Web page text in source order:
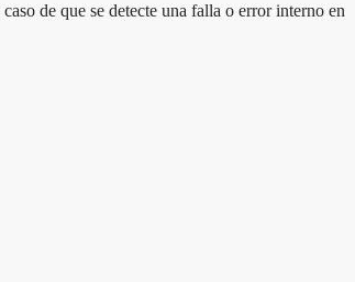
de que se detecte una falla o error interno en